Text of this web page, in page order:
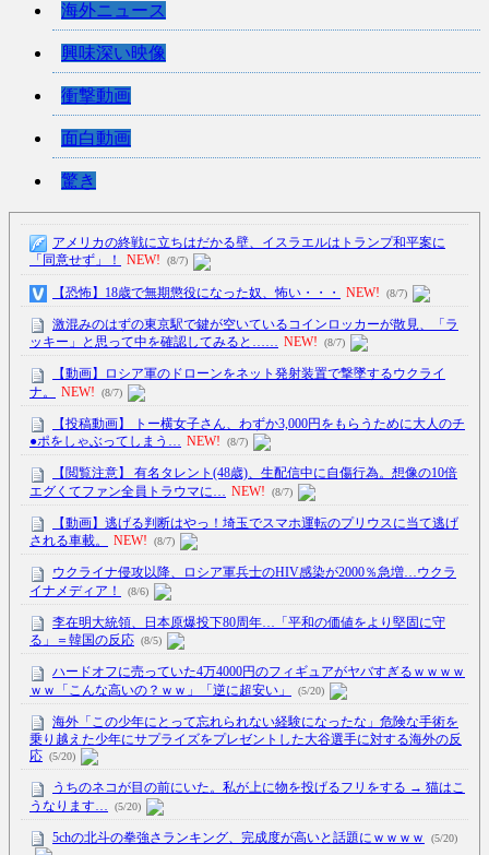
海外ニュース
興味深い映像
衝撃動画
面白動画
驚き
アメリカの終戦に立ちはだかる壁、イスラエルはトランプ和平案に
「同意せず」！
NEW! (8/7)
【恐怖】18歳で無期懲役になった奴、怖い・・・ NEW! (8/7)
激混みのはずの東京駅で鍵が空いているコインロッカーが散見、「ラ
ッキー」と思って中を確認してみると…… NEW! (8/7)
【動画】ロシア軍のドローンをネット発射装置で撃墜するウクライ
ナ。
NEW! (8/7)
【投稿動画】 トー横女子さん、わずか3,000円をもらうために大人のチ
●ポをしゃぶってしまう… NEW! (8/7)
【閲覧注意】 有名タレント(48歳)、生配信中に自傷行為。想像の10倍
エグくてファン全員トラウマに…
NEW! (8/7)
【動画】逃げる判断はやっ！埼玉でスマホ運転のプリウスに当て逃げ
される車載。
NEW! (8/7)
ウクライナ侵攻以降、ロシア軍兵士のHIV感染が2000％急増…ウクラ
イナメディア！
(8/6)
李在明大統領、日本原爆投下80周年…「平和の価値をより堅固に守
る」＝韓国の反応 (8/5)
ハードオフに売っていた4万4000円のフィギュアがヤバすぎるｗｗｗｗ
ｗｗ「こんな高いの？ｗｗ」「逆に超安い」
(5/20)
海外「この少年にとって忘れられない経験になったな」危険な手術を
乗り越えた少年にサプライズをプレゼントした大谷選手に対する海外の反
応 (5/20)
うちのネコが目の前にいた。私が上に物を投げるフリをする → 猫はこ
うなります…
(5/20)
5chの北斗の拳強さランキング、完成度が高いと話題にｗｗｗｗ (5/20)